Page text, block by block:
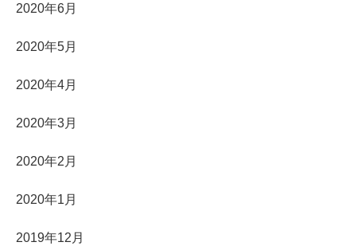
2020年6月
2020年5月
2020年4月
2020年3月
2020年2月
2020年1月
2019年12月